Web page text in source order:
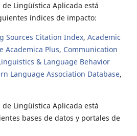
Lingüística Aplicada está
índices de impacto:
Sources Citation Index, Academic
Academica Plus, Communication
& Language Behavior
Language Association Database,
Lingüística Aplicada está
bases de datos y portales de